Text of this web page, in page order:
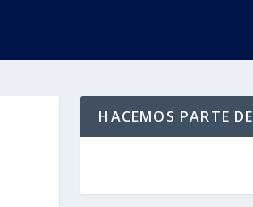
HACEMOS PARTE DE